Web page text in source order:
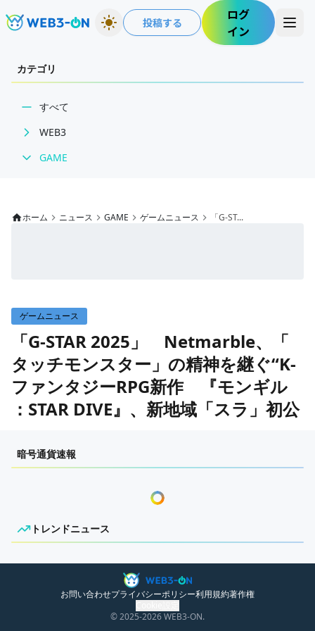
投稿する
ログ
イン
カテゴリ
すべて
WEB3
BCGニュース
インタビュー/WEB3
WEB3イベント
GAME
ECONOMY
国内ニュース
グローバルニュース
トレンドニュース
ITイベント
ホーム ニュース GAME ゲームニュース 「G-ST...
ゲームニュース
「G-STAR 2025」 Netmarble、「
タッチモンスター」の精神を継ぐ“K-
ファンタジーRPG新作 『モンギル
：STAR DIVE』、新地域「スラ」初公
暗号通貨速報
トレンドニュース
ニュースがありません。
お問い合わせプライバシーポリシー利用規約著作権
© 2025-2026WEB3-ON.